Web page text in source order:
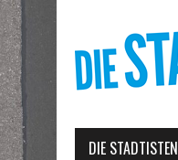
DIE STADTISTEN